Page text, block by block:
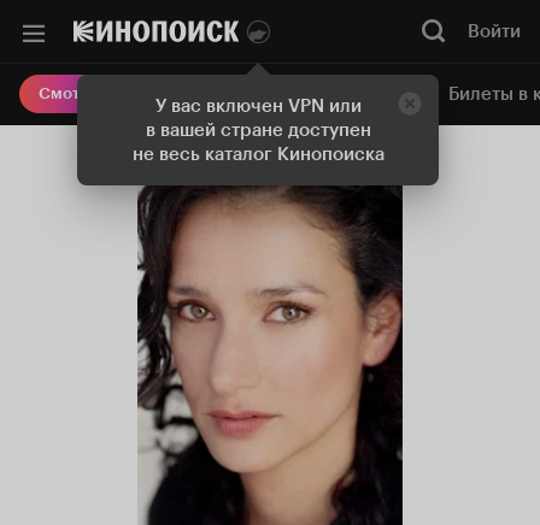
У вас включен VPN или
в вашей стране доступен
не весь каталог Кинопоиска
Войти
Смотреть кино Онлайн-кинотеатр Билеты в